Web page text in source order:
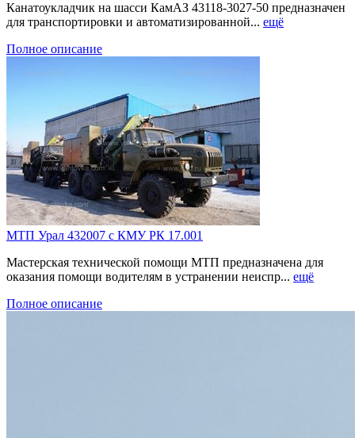
Канатоукладчик на шасси КамАЗ 43118-3027-50 предназначен
для транспортировки и автоматизированной... ещё
Полное описание
МТП Урал 432007 с КМУ РК 17.001
Мастерская технической помощи МТП предназначена для
оказания помощи водителям в устранении неиспр... ещё
Полное описание